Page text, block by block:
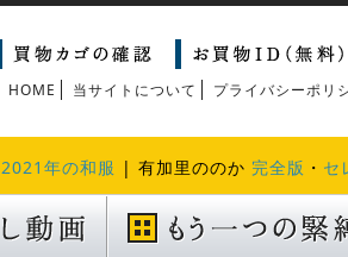
HOME 当サイトについて プライバシーポリ
2021年の和服 | 有加里ののか 完全版 ・ セ